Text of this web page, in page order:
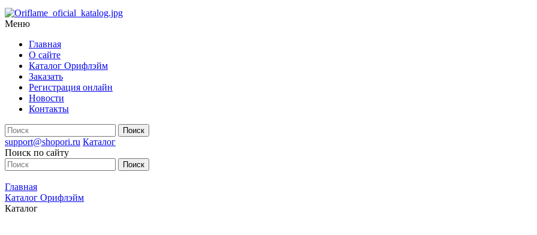
Меню
Главная
О сайте
Каталог Орифлэйм
Заказать
Регистрация онлайн
Новости
Контакты
support@shopori.ru Каталог
Поиск по сайту
Главная
Каталог Орифлэйм
Каталог